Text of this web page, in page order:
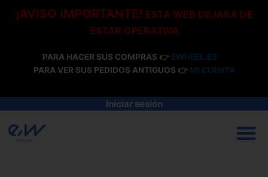
¡AVISO IMPORTANTE! ESTA WEB DEJARÁ DE
ESTAR OPERATIVA
PARA HACER SUS COMPRAS 👉 EWHEEL.ES
PARA VER SUS PEDIDOS ANTIGUOS 👉 MI CUENTA
Iniciar sesión